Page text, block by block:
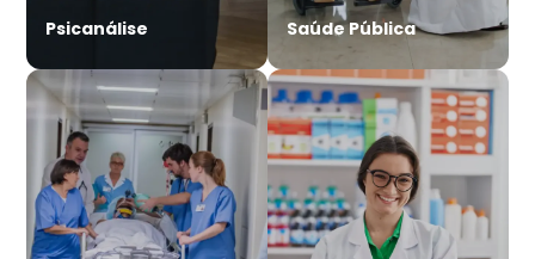
Psicanálise Saúde Pública